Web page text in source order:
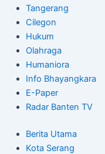
Tangerang
Cilegon
Hukum
Olahraga
Humaniora
Info Bhayangkara
E-Paper
Radar Banten TV
Berita Utama
Kota Serang